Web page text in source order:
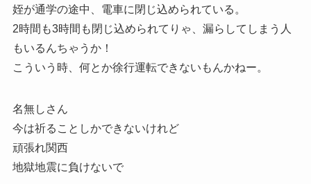
姪が通学の途中、電車に閉じ込められている。
2時間も3時間も閉じ込められてりゃ、漏らしてしまう人
もいるんちゃうか！
こういう時、何とか徐行運転できないもんかねー。
名無しさん
今は祈ることしかできないけれど
頑張れ関西
地獄地震に負けないで